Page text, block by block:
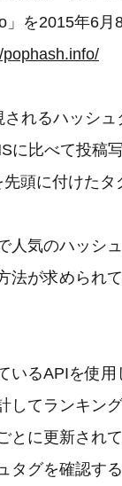
を2015年6月
pophash.info/
れるハッシュ
に比べて投稿
先頭に付けた
人気のハッシ
法が求められて
いるAPIを使
してランキン
とに更新され
タグを確認す